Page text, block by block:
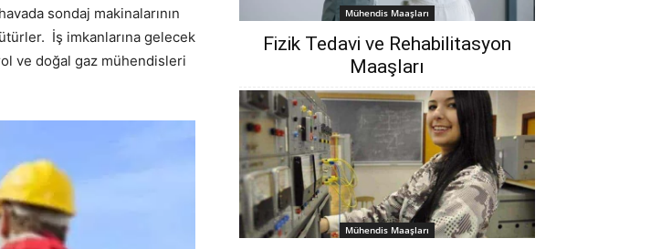
sondaj makinalarının
İş imkanlarına gelecek
ve doğal gaz mühendisleri
Mühendis Maaşları
Fizik Tedavi ve Rehabilitasyon
Maaşları
Mühendis Maaşları